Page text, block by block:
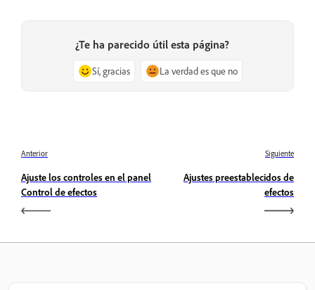
¿Te ha parecido útil esta página?
Sí, gracias La verdad es que no
Anterior
Ajuste los controles en el panel
Control de efectos
Siguiente
Ajustes preestablecidos de
efectos